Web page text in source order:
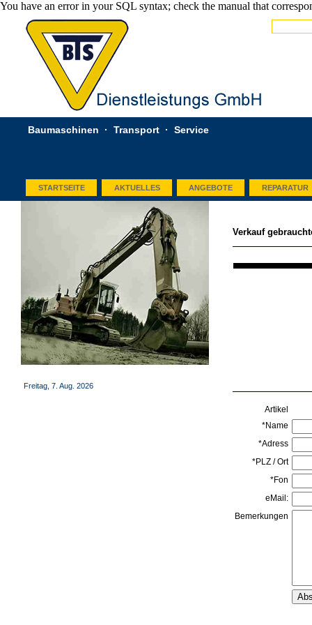
You have an error in your SQL syntax; check the manual that
Baumaschinen · Transport · Service
STARTSEITE AKTUELLES ANGEBOTE REPARATUR
Freitag, 7. Aug. 2026
Verkauf
Artikel
*Name
*Adress
*PLZ / Ort
*Fon
eMail:
Bemerkungen